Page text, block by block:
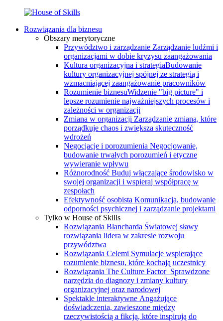
Rozwiązania dla biznesu
Obszary merytoryczne
Przywództwo i zarządzanie Zarządzanie ludźmi i
organizacjami w dobie kryzysu zaangażowania
Kultura organizacyjna i strategiaBudowanie
kultury organizacyjnej spójnej ze strategią i
wzmacniającej zaangażowanie pracowników
Rozumienie biznesuWidzenie "big picture" i
lepsze rozumienie najważniejszych procesów i
zależności w organizacji
Zmiana w organizacji Zarządzanie zmianą, które
porządkuje chaos i zwiększa skuteczność
wdrożeń
Negocjacje i porozumienia Negocjowanie,
budowanie trwałych porozumień i etyczne
wywieranie wpływu
Różnorodność Buduj włączające środowisko w
swojej organizacji i wspieraj współpracę w
zespołach
Efektywność osobista Komunikacja, budowanie
odporności psychicznej i zarządzanie projektami
Tylko w House of Skills
Rozwiązania Blancharda Światowej sławy
rozwiązania lidera w zakresie rozwoju
przywództwa
Rozwiązania Celemi Symulacje wspierające
rozumienie biznesu, które kochają uczestnicy
Rozwiązania The Culture Factor Sprawdzone
narzędzia do diagnozy i zmiany kultury
organizacyjnej oraz narodowej
Spektakle interaktywne Angażujące
doświadczenia, zawieszone między
rzeczywistością a fikcją, które inspirują do